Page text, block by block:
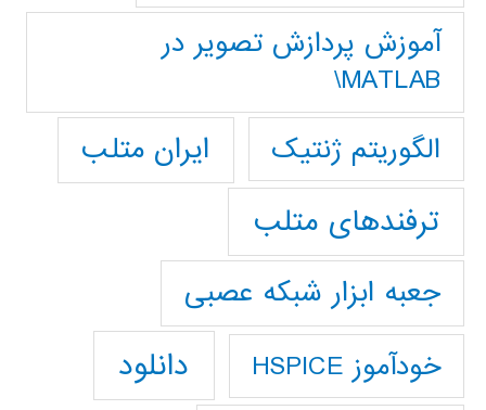
آموزش پردازش تصوير در
MATLAB\
الگوریتم ژنتیک
ایران متلب
ترفندهای متلب
جعبه ابزار شبکه عصبی
خودآموز HSPICE دانلود